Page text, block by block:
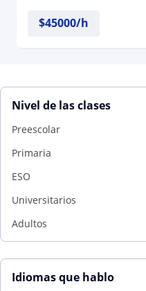
$45000/h
Nivel de las clases
Preescolar
Primaria
ESO
Universitarios
Adultos
Idiomas que hablo